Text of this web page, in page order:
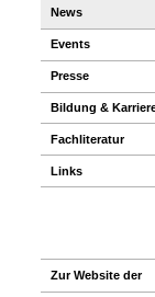
News
Events
Presse
Bildung &
Fachliteratur
Links
Zur Website der